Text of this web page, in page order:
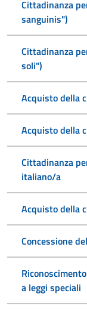
Cittadinanza
sanguinis")
Cittadinanza
soli")
Acquisto della
Acquisto della
Cittadinanza
italiano/a
Acquisto della
Concessione
a leggi speciali